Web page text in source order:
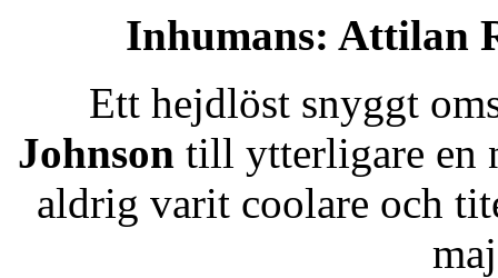
Inhumans: Attilan
Ett hejdlöst snyggt
Johnson till ytterligare en
aldrig varit coolare och